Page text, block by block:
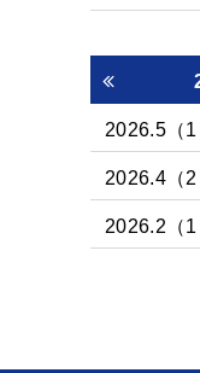
2026.5（1
2026.4（2
2026.2（1